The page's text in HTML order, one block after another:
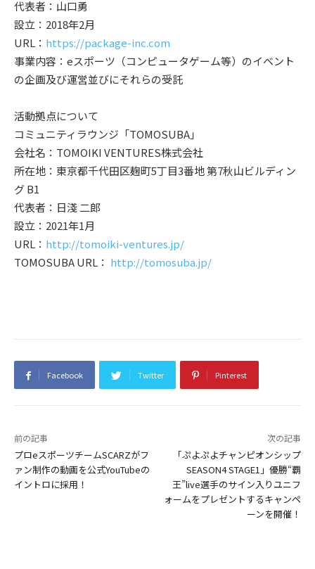
代表者：山口勇
設立：2018年2月
URL： https://package-inc.com
事業内容：eスポーツ（コンピュータゲーム等）のイベント
の企画及び運営並びにそれらの受託
活動拠点について
コミュニティラウンジ「TOMOSUBA」
会社名：TOMOIKI VENTURES株式会社
所在地：東京都千代田区麹町5丁目3番地 第7秋山ビルディン
グ B1
代表者：日淺 二郎
設立：2021年1月
URL： http://tomoiki-ventures.jp/
TOMOSUBA URL： http://tomosuba.jp/
Facebook Twitter Pinterest
前の記事
プロeスポーツチームSCARZがフ
ァン制作の動画を公式YouTubeの
イントロに採用！
次の記事
「ぷよぷよチャンピオンシップ
SEASON4 STAGE1」優勝“覇
王”live選手のサイン入りユニフ
ォームをプレゼントするキャンペ
ーンを開催！